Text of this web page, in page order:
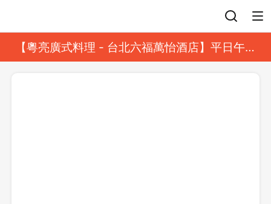
【粵亮廣式料理 - 台北六福萬怡酒店】平日午餐
8 折起｜靓港點套餐